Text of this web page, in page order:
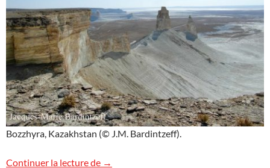
Bozzhyra, Kazakhstan (© J.M. Bardintzeff).
Continuer la lecture de Images de Bozzhyra, Kazakhstan
→